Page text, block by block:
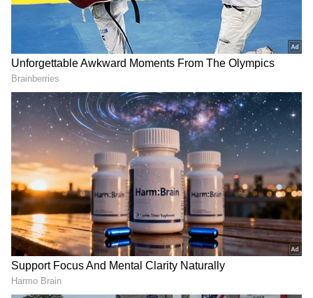
ಗಣೇಶನ ಮೂರ್ತಿ ಬಳಿ ತಪ್ಪಿಯೂ ಈ ಗಿಡ ಇಡಬೇಡಿ,
DOWNLOAD APP